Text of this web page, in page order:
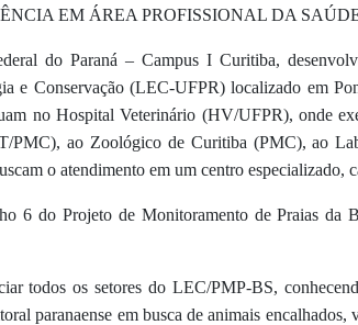
EM ÁREA PROFISSIONAL DA
do Paraná – Campus I Curitiba,
e Conservação (LEC-UFPR) localizado em
no Hospital Veterinário (HV/UFPR), onde
PMC), ao Zoológico de Curitiba (PMC), ao
o atendimento em um centro especializado,
6 do Projeto de Monitoramento de Praias da
todos os setores do LEC/PMP-BS,
paranaense em busca de animais